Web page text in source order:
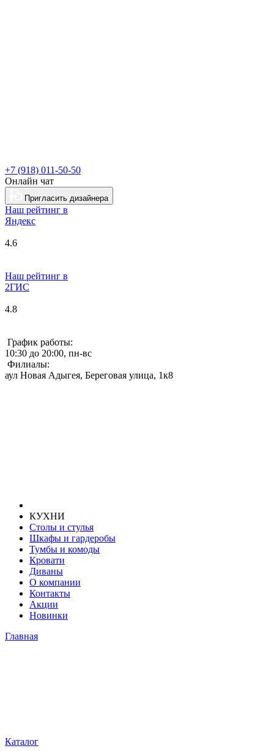
+7 (918) 011-50-50
Онлайн чат
Пригласить дизайнера
Наш рейтинг в
Яндекс
4.6
Наш рейтинг в
2ГИС
4.8
График работы:
10:30 до 20:00, пн-вс
Филиалы:
аул Новая Адыгея, Береговая улица, 1к8
КУХНИ
Столы и стулья
Шкафы и гардеробы
Тумбы и комоды
Кровати
Диваны
О компании
Контакты
Акции
Новинки
Главная
Каталог